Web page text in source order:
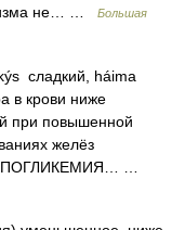
не… …
Большая
сладкий, háima
в крови ниже
при повышенной
желёз
ГИПОГЛИКЕМИЯ… …